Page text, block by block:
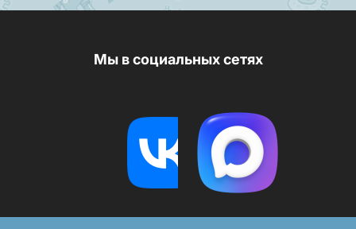
Мы в социальных сетях